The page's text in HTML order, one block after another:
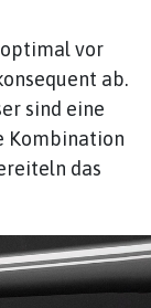
optimal vor
ab.
sind eine
Kombination
das